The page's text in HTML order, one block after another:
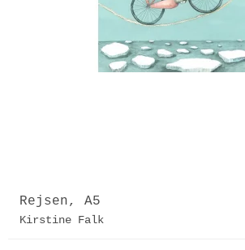
Rejsen, A5
Kirstine Falk